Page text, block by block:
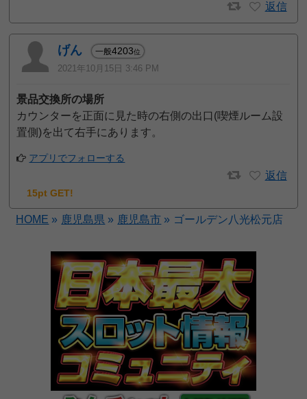
返信
げん 一般4203位
2021年10月15日 3:46 PM
景品交換所の場所
カウンターを正面に見た時の右側の出口(喫煙ルーム設
置側)を出て右手にあります。
アプリでフォローする
返信
15pt GET!
HOME » 鹿児島県 » 鹿児島市 » ゴールデン八光松元店